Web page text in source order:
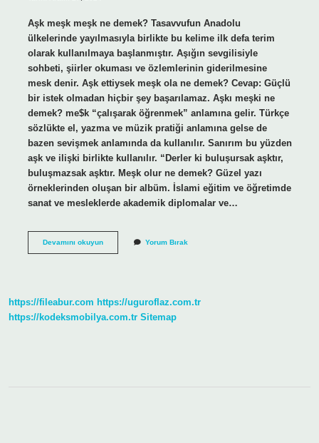
Aşk meşk meşk ne demek? Tasavvufun Anadolu
ülkelerinde yayılmasıyla birlikte bu kelime ilk defa terim
olarak kullanılmaya başlanmıştır. Aşığın sevgilisiyle
sohbeti, şiirler okuması ve özlemlerinin giderilmesine
mesk denir. Aşk ettiysek meşk ola ne demek? Cevap: Güçlü
bir istek olmadan hiçbir şey başarılamaz. Aşkı meşki ne
demek? me$k “çalışarak öğrenmek” anlamına gelir. Türkçe
sözlükte el, yazma ve müzik pratiği anlamına gelse de
bazen sevişmek anlamında da kullanılır. Sanırım bu yüzden
aşk ve ilişki birlikte kullanılır. “Derler ki buluşursak aşktır,
buluşmazsak aşktır. Meşk olur ne demek? Güzel yazı
örneklerinden oluşan bir albüm. İslami eğitim ve öğretimde
sanat ve mesleklerde akademik diplomalar ve…
Devamını okuyunAşk
Yorum Bırak
https://fileabur.com https://uguroflaz.com.tr
https://kodeksmobilya.com.tr Sitemap